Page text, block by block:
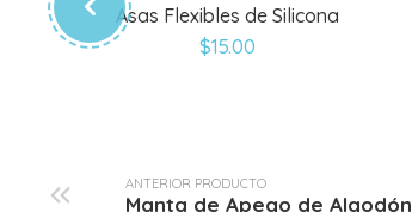
Asas Flexibles de Silicona
$15.00
ANTERIOR PRODUCTO
Manta de Apego de Algodón